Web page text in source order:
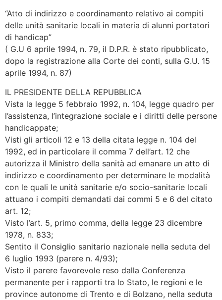
“Atto di indirizzo e coordinamento relativo ai compiti
delle unità sanitarie locali in materia di alunni portatori
di handicap”
( G.U 6 aprile 1994, n. 79, il D.P.R. è stato ripubblicato,
dopo la registrazione alla Corte dei conti, sulla G.U. 15
aprile 1994, n. 87)
IL PRESIDENTE DELLA REPUBBLICA
Vista la legge 5 febbraio 1992, n. 104, legge quadro per
l’assistenza, l’integrazione sociale e i diritti delle persone
handicappate;
Visti gli articoli 12 e 13 della citata legge n. 104 del
1992, ed in particolare il comma 7 dell’art. 12 che
autorizza il Ministro della sanità ad emanare un atto di
indirizzo e coordinamento per determinare le modalità
con le quali le unità sanitarie e/o socio-sanitarie locali
attuano i compiti demandati dai commi 5 e 6 del citato
art. 12;
Visto l’art. 5, primo comma, della legge 23 dicembre
1978, n. 833;
Sentito il Consiglio sanitario nazionale nella seduta del
6 luglio 1993 (parere n. 4/93);
Visto il parere favorevole reso dalla Conferenza
permanente per i rapporti tra lo Stato, le regioni e le
province autonome di Trento e di Bolzano, nella seduta